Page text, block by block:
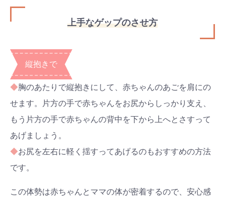
上手なゲップのさせ方
縦抱きで
◆胸のあたりで縦抱きにして、赤ちゃんのあごを肩にの
せます。片方の手で赤ちゃんをお尻からしっかり支え、
もう片方の手で赤ちゃんの背中を下から上へとさすって
あげましょう。
◆お尻を左右に軽く揺すってあげるのもおすすめの方法
です。
この体勢は赤ちゃんとママの体が密着するので、安心感